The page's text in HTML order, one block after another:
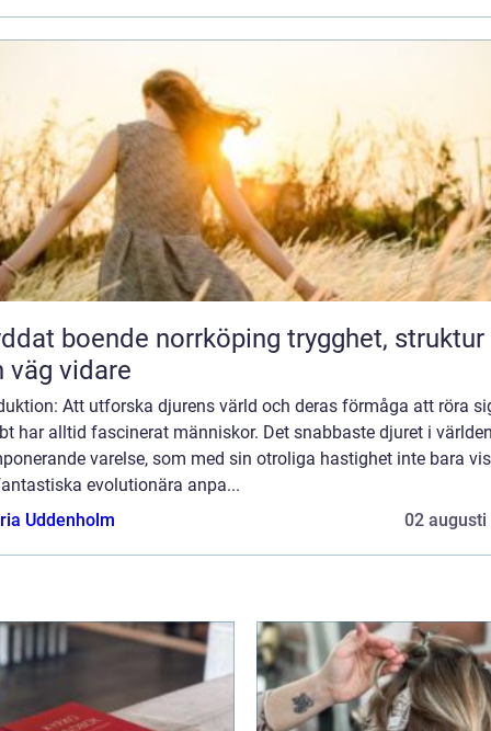
boende norrköping trygghet, struktur
väg vidare
Att utforska djurens värld och deras förmåga att röra
har alltid fascinerat människor. Det snabbaste djuret i
varelse, som med sin otroliga hastighet inte bara
evolutionära anpa...
Uddenholm
02 augusti